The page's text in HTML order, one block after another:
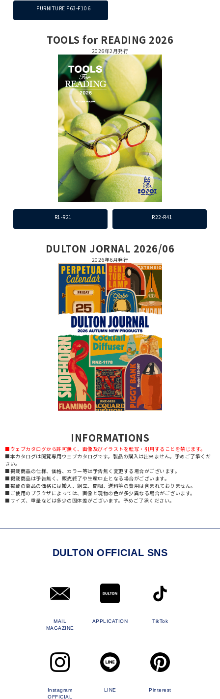
FURNITURE F63-F106
TOOLS for READING 2026
2026年2月発行
R1-R21 R22-R41
DULTON JORNAL 2026/06
2026年6月発行
INFORMATIONS
■ウェブカタログから許可無く、画像及びイラストを転写・引用することを禁じます。
■本カタログは閲覧専用ウェブカタログです。製品の購入は出来ません。予めご了承くだ
さい。
■掲載商品の仕様、価格、カラー等は予告無く変更する場合がございます。
■掲載商品は予告無く、販売終了や生産中止となる場合がございます。
■掲載の商品の価格には搬入、組立、開梱、送料等の費用は含まれておりません。
■ご使用のブラウザによっては、画像と現物の色が多少異なる場合がございます。
■サイズ、重量などは多少の固体差がございます。予めご了承ください。
DULTON OFFICIAL SNS
MAIL
MAGAZINE
APPLICATION TikTok
Instagram
OFFICIAL
LINE Pinterest